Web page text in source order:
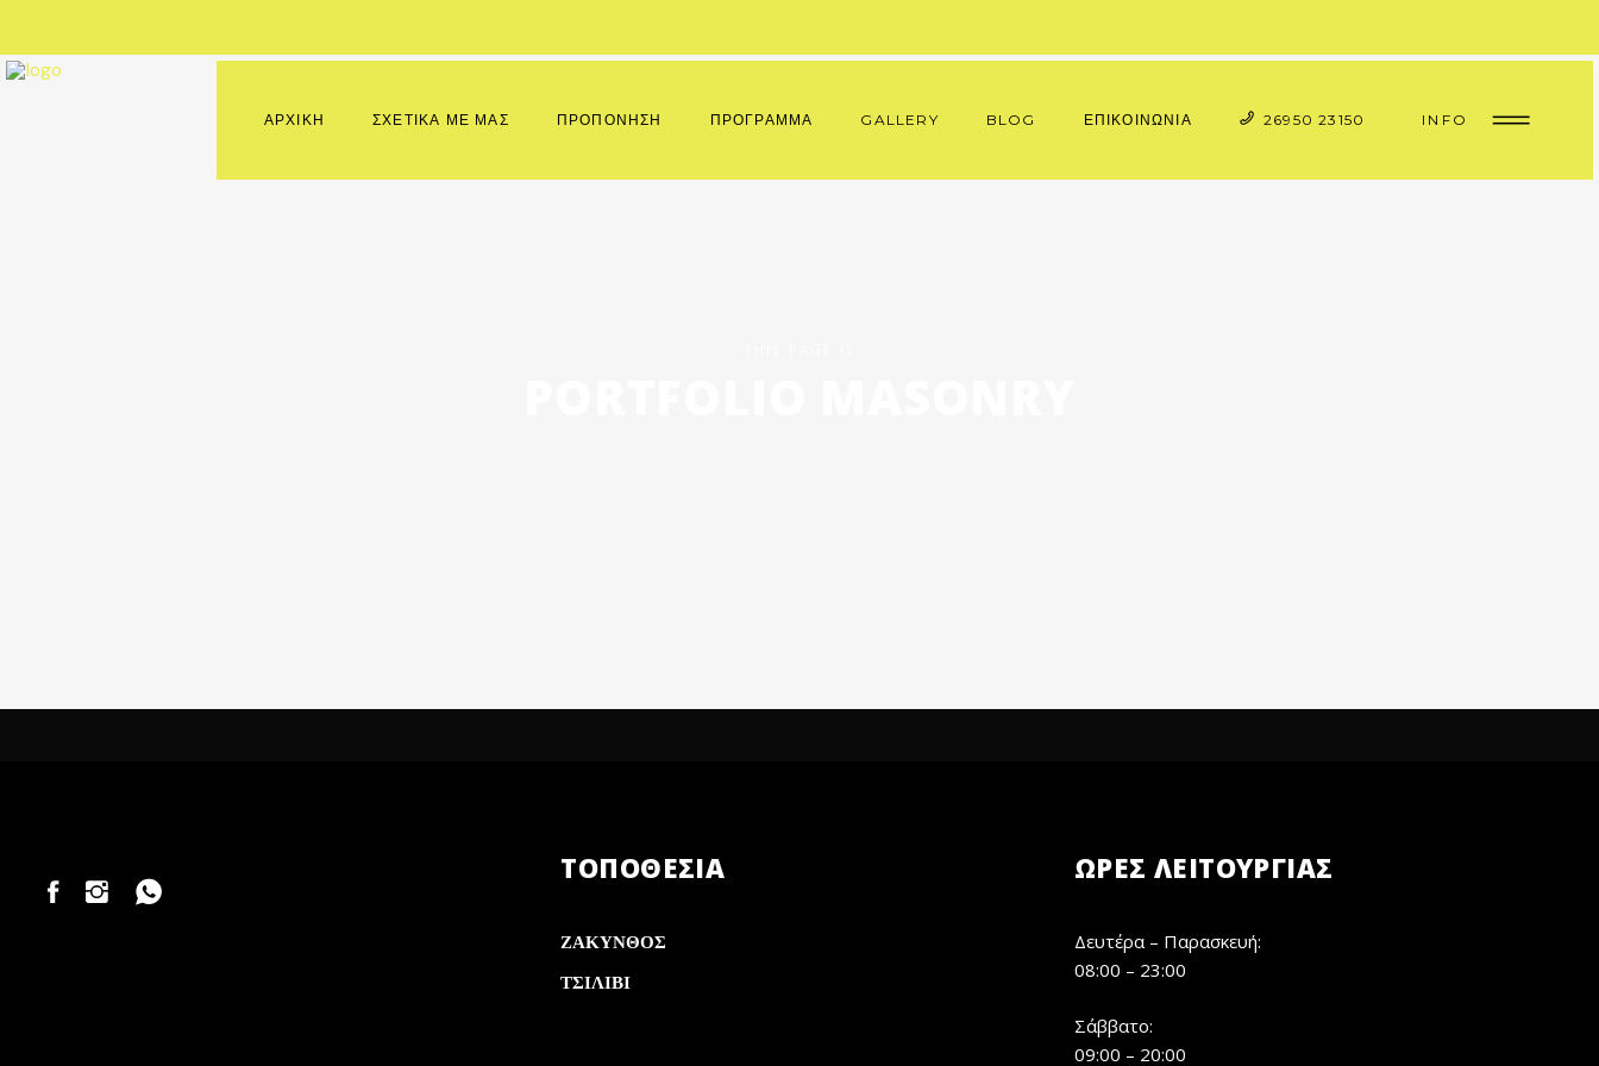
ΑΡΧΙΚΗ ΣΧΕΤΙΚΑ ΜΕ ΜΑΣ ΠΡΟΠΟΝΗΣΗ ΠΡΟΓΡΑΜΜΑ GALLERY BLOG ΕΠΙΚΟΙΝΩΝΙΑ 26950 23150 INFO
ΤΟΠΟΘΕΣΙΑ
ΖΑΚΥΝΘΟΣ
ΤΣΙΛΙΒΙ
ΏΡΕΣ ΛΕΙΤΟΥΡΓΊΑΣ
Δευτέρα – Παρασκευή:
08:00 – 23:00
Σάββατο:
09:00 – 20:00